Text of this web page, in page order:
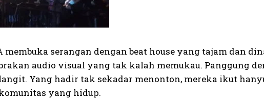
membuka serangan dengan beat house yang tajam dan
audio visual yang tak kalah memukau. Panggung
Yang hadir tak sekadar menonton, mereka ikut
yang hidup.